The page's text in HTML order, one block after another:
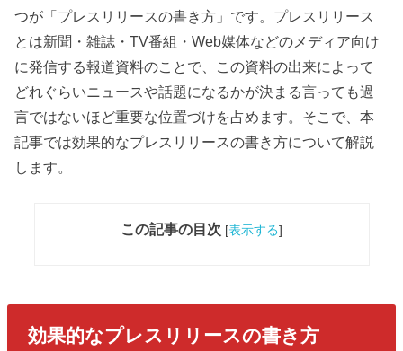
つが「プレスリリースの書き方」です。プレスリリース
とは新聞・雑誌・TV番組・Web媒体などのメディア向け
に発信する報道資料のことで、この資料の出来によって
どれぐらいニュースや話題になるかが決まる言っても過
言ではないほど重要な位置づけを占めます。そこで、本
記事では効果的なプレスリリースの書き方について解説
します。
この記事の目次 [表示する]
効果的なプレスリリースの書き方